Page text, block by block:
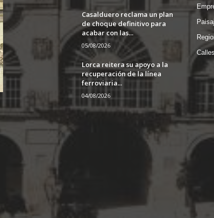
Casalduero reclama un plan
de choque definitivo para
acabar con las...
05/08/2026
Lorca reitera su apoyo a la
recuperación de la línea
ferroviaria...
04/08/2026